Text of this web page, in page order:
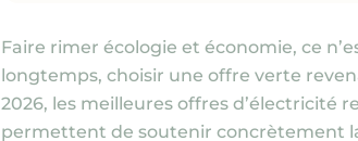
Faire rimer écologie et économie, ce
longtemps, choisir une offre verte
2026, les meilleures offres d’électricité
permettent de soutenir concrètement